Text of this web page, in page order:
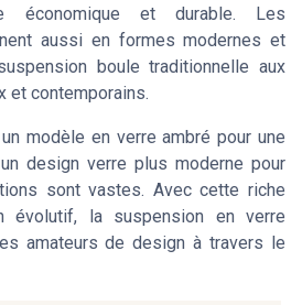
économique et durable. Les
aussi en formes modernes et
boule traditionnelle aux
et contemporains.
modèle en verre ambré pour une
design verre plus moderne pour
sont vastes. Avec cette riche
évolutif, la suspension en verre
amateurs de design à travers le